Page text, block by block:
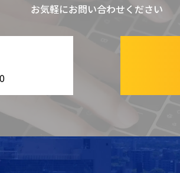
お気軽にお問い合わせください